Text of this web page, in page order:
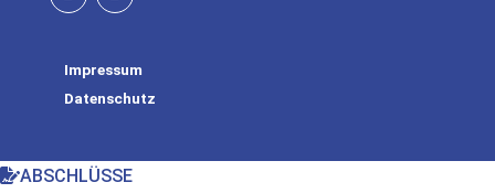
Impressum
Datenschutz
ABSCHLÜSSE